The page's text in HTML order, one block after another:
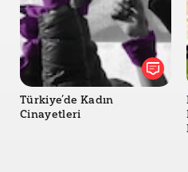
Türkiye’de Kadın
Cinayetleri